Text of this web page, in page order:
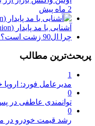
2 ماه پیش
آشنایی با مد پایدار (Sustainable Fashion)
چرا ال90 زشت است؟
پربحث‌ترین مطالب
1
مدیرعامل فورد:
0
توانمندی عاطفی در
0
رشد قیمت خودرو در